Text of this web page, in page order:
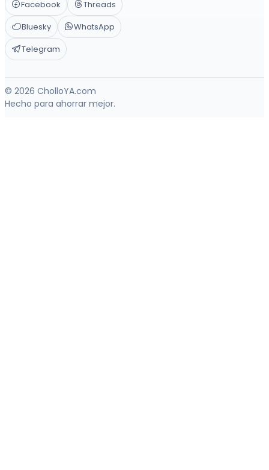
Facebook
Threads
Bluesky
WhatsApp
Telegram
© 2026 CholloYA.com
Hecho para ahorrar mejor.